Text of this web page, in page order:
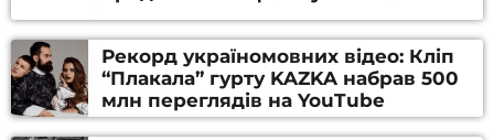
Рекорд україномовних відео: Кліп
“Плакала” гурту KAZKA набрав 500
млн переглядів на YouTube